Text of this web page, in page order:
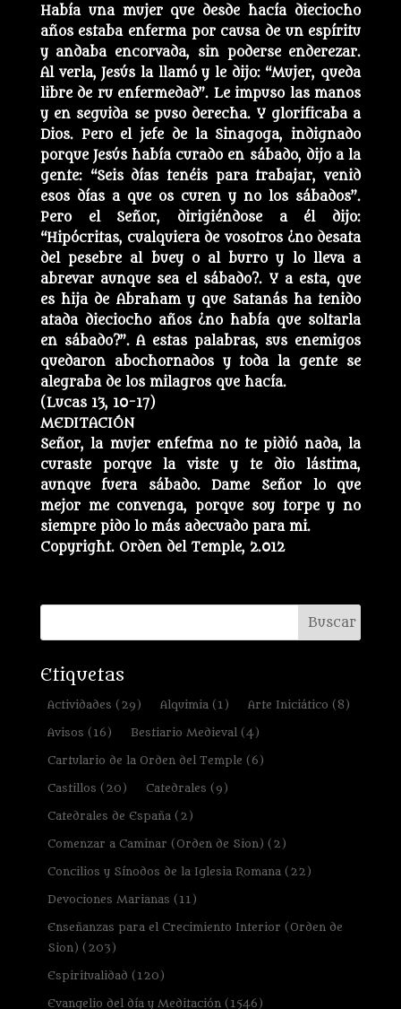
Había una mujer que desde hacía dieciocho
años estaba enferma por causa de un espíritu
y andaba encorvada, sin poderse enderezar.
Al verla, Jesús la llamó y le dijo: “Mujer, queda
libre de ru enfermedad”. Le impuso las manos
y en seguida se puso derecha. Y glorificaba a
Dios. Pero el jefe de la Sinagoga, indignado
porque Jesús había curado en sábado, dijo a la
gente: “Seis días tenéis para trabajar, venid
esos días a que os curen y no los sábados”.
Pero el Señor, dirigiéndose a él dijo:
“Hipócritas, cualquiera de vosotros ¿no desata
del pesebre al buey o al burro y lo lleva a
abrevar aunque sea el sábado?. Y a esta, que
es hija de Abraham y que Satanás ha tenido
atada dieciocho años ¿no había que soltarla
en sábado?”. A estas palabras, sus enemigos
quedaron abochornados y toda la gente se
alegraba de los milagros que hacía.
(Lucas 13, 10-17)
MEDITACIÓN
Señor, la mujer enfefma no te pidió nada, la
curaste porque la viste y te dio lástima,
aunque fuera sábado. Dame Señor lo que
mejor me convenga, porque soy torpe y no
siempre pido lo más adecuado para mi.
Copyright. Orden del Temple, 2.012
Etiquetas
Actividades (29) Alquimia(1) Arte Iniciático (8)
Avisos (16) Bestiario Medieval(4)
Cartulario de la Orden del Temple (6)
Castillos (20) Catedrales (9)
Catedrales de España(2)
Comenzar a Caminar (Orden de Sion) (2)
Concilios y Sínodos de la Iglesia Romana(22)
Devociones Marianas (11)
Enseñanzas para el Crecimiento Interior (Orden de
Sion) (203)
Espiritualidad (120)
Evangelio del día y Meditación(1546)